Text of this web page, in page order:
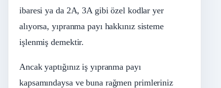
ibaresi ya da 2A, 3A gibi özel kodlar yer
alıyorsa, yıpranma payı hakkınız sisteme
işlenmiş demektir.
Ancak yaptığınız iş yıpranma payı
kapsamındaysa ve buna rağmen primleriniz